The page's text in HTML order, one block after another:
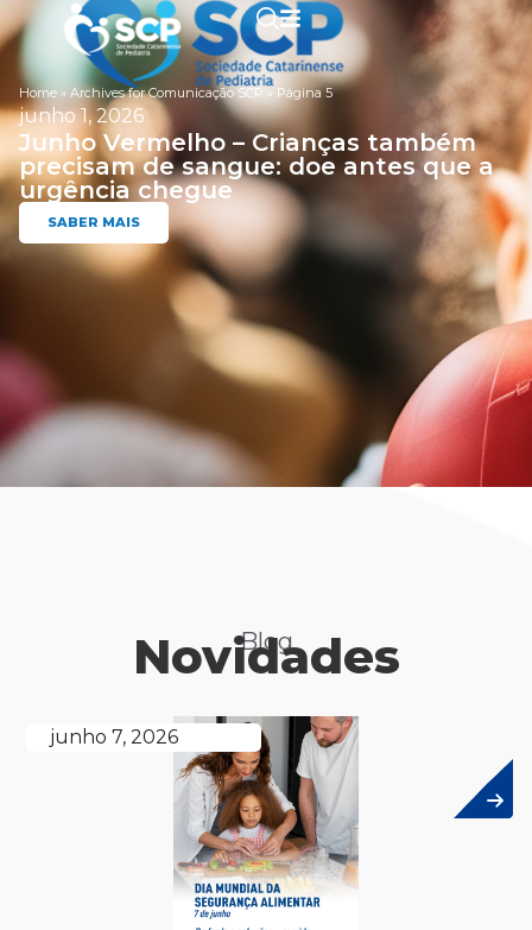
Home » Archives for Comunicação SCP » Página 5
junho 1, 2026
Junho Vermelho – Crianças também
precisam de sangue: doe antes que a
urgência chegue
SABER MAIS
Blog
Novidades
junho 7, 2026